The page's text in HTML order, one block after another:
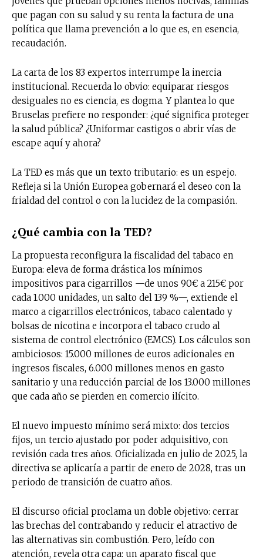
que pagan con su salud y su renta la factura de una
política que llama prevención a lo que es, en esencia,
recaudación.
La carta de los 83 expertos interrumpe la inercia
institucional. Recuerda lo obvio: equiparar riesgos
desiguales no es ciencia, es dogma. Y plantea lo que
Bruselas prefiere no responder: ¿qué significa proteger
la salud pública? ¿Uniformar castigos o abrir vías de
escape aquí y ahora?
La TED es más que un texto tributario: es un espejo.
Refleja si la Unión Europea gobernará el deseo con la
frialdad del control o con la lucidez de la compasión.
¿Qué cambia con la TED?
La propuesta reconfigura la fiscalidad del tabaco en
Europa: eleva de forma drástica los mínimos
impositivos para cigarrillos —de unos 90€ a 215€ por
cada 1.000 unidades, un salto del 139 %—, extiende el
marco a cigarrillos electrónicos, tabaco calentado y
bolsas de nicotina e incorpora el tabaco crudo al
sistema de control electrónico (EMCS). Los cálculos son
ambiciosos: 15.000 millones de euros adicionales en
ingresos fiscales, 6.000 millones menos en gasto
sanitario y una reducción parcial de los 13.000 millones
que cada año se pierden en comercio ilícito.
El nuevo impuesto mínimo será mixto: dos tercios
fijos, un tercio ajustado por poder adquisitivo, con
revisión cada tres años. Oficializada en julio de 2025, la
directiva se aplicaría a partir de enero de 2028, tras un
periodo de transición de cuatro años.
El discurso oficial proclama un doble objetivo: cerrar
las brechas del contrabando y reducir el atractivo de
las alternativas sin combustión. Pero, leído con
atención, revela otra capa: un aparato fiscal que